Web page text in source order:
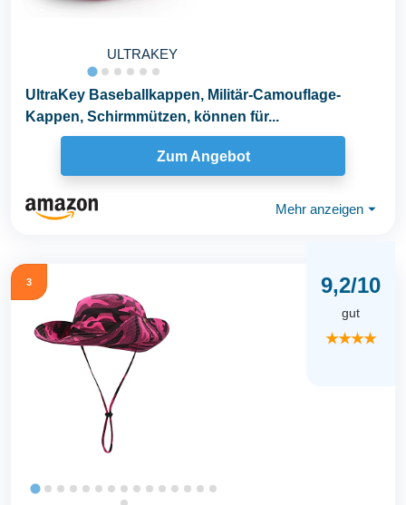
ULTRAKEY
UltraKey Baseballkappen, Militär-Camouflage-
Kappen, Schirmmützen, können für...
Zum Angebot
Mehr anzeigen ⏷
3 9,2/10
gut
★★★★